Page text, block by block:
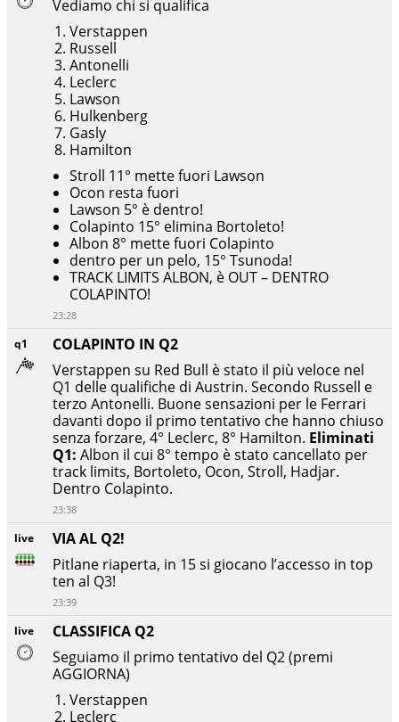
live
CLASSIFICA Q2
Seguiamo il primo tentativo del Q2 (premi
AGGIORNA)
Verstappen
Leclerc
live
VIA AL Q2!
Pitlane riaperta, in 15 si giocano l’accesso in top
ten al Q3!
23:39
q1
COLAPINTO IN Q2
Verstappen su Red Bull è stato il più veloce nel
Q1 delle qualifiche di Austrin. Secondo Russell e
terzo Antonelli. Buone sensazioni per le Ferrari
davanti dopo il primo tentativo che hanno chiuso
senza forzare, 4° Leclerc, 8° Hamilton. Eliminati
Q1: Albon il cui 8° tempo è stato cancellato per
track limits, Bortoleto, Ocon, Stroll, Hadjar.
Dentro Colapinto.
23:38
Vediamo chi si qualifica
Verstappen
Russell
Antonelli
Leclerc
Lawson
Hulkenberg
Gasly
Hamilton
Stroll 11° mette fuori Lawson
Ocon resta fuori
Lawson 5° è dentro!
Colapinto 15° elimina Bortoleto!
Albon 8° mette fuori Colapinto
dentro per un pelo, 15° Tsunoda!
TRACK LIMITS ALBON, è OUT – DENTRO
COLAPINTO!
23:28